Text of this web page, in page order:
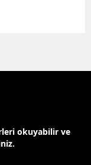
okuyabilir ve